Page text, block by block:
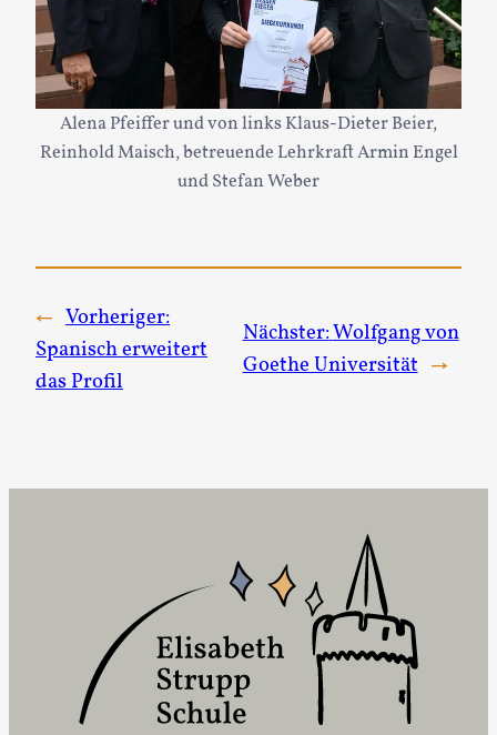
Alena Pfeiffer und von links Klaus-Dieter Beier,
Reinhold Maisch, betreuende Lehrkraft Armin Engel
und Stefan Weber
← Vorheriger:
Spanisch erweitert
das Profil
Nächster:Wolfgang von
Goethe Universität →